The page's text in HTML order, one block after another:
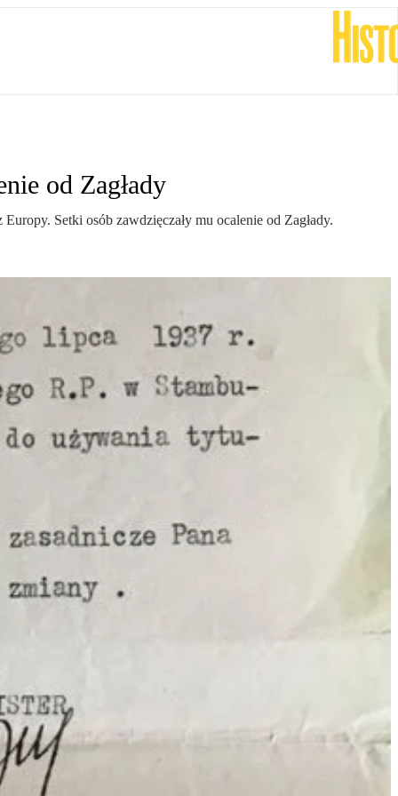
od Zagłady
Setki osób zawdzięczały mu ocalenie od Zagłady.